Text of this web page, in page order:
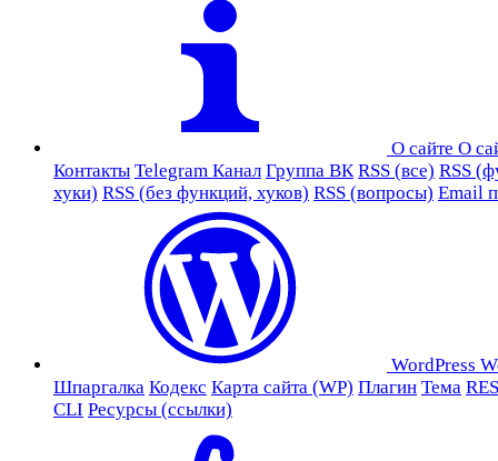
О сайте О
Контакты Telegram Канал Группа ВК RSS (все) RSS
хуки) RSS (без функций, хуков) RSS (вопросы) Email
WordPress
Шпаргалка Кодекс Карта сайта (WP) Плагин Тема
CLI Ресурсы (ссылки)